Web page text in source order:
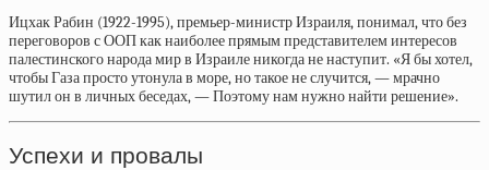
Ицхак Рабин (1922-1995), премьер-министр Израиля, понимал, что без
переговоров с ООП как наиболее прямым представителем интересов
палестинского народа мир в Израиле никогда не наступит. «Я бы хотел,
чтобы Газа просто утонула в море, но такое не случится, — мрачно
шутил он в личных беседах, — Поэтому нам нужно найти решение».
Успехи и провалы